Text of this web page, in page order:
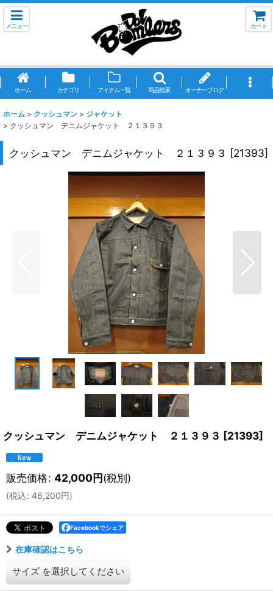
メニュー カート
ホーム カテゴリ アイテム一覧 商品検索 オーナーブログ
ホーム > クッシュマン > ジャケット
> クッシュマン デニムジャケット ２１３９３
クッシュマン デニムジャケット ２１３９３ [21393]
クッシュマン デニムジャケット ２１３９３ [21393]
販売価格: 42,000円(税別)
(税込: 46,200円)
Facebookでシェア
在庫確認はこちら
サイズ を選択してください